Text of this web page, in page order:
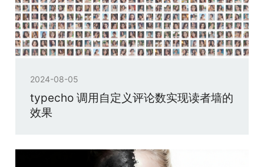
2024-08-05
typecho 调用自定义评论数实现读者墙的
效果